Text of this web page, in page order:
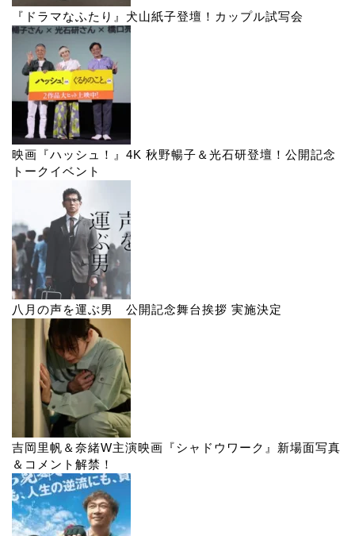
『ドラマなふたり』犬山紙子登壇！カップル試写会
映画『ハッシュ！』4K 秋野暢子＆光石研登壇！公開記念
トークイベント
八月の声を運ぶ男 公開記念舞台挨拶 実施決定
吉岡里帆＆奈緒W主演映画『シャドウワーク』新場面写真
＆コメント解禁！